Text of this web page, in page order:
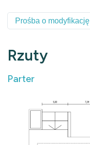
Prośba o modyfikację
Rzuty
Parter